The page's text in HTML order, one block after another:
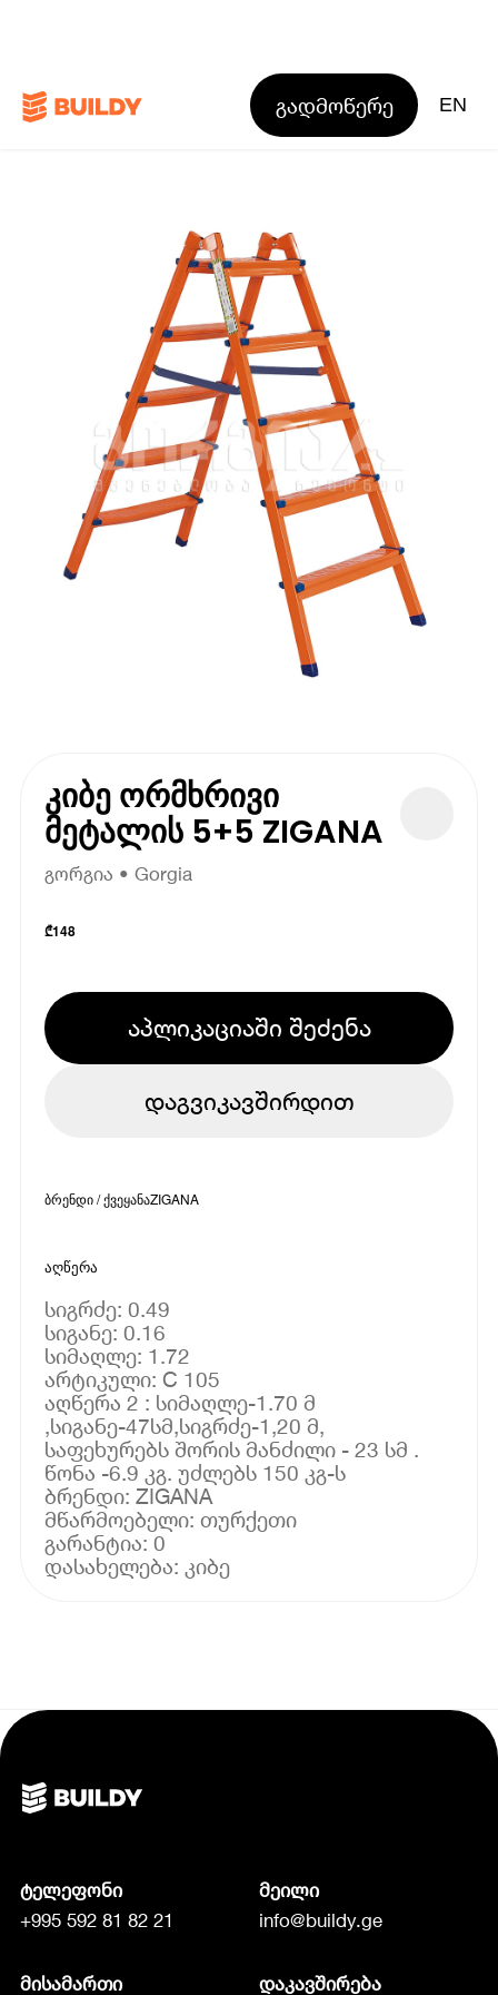
გადმოწერე EN
კიბე ორმხრივი
მეტალის 5+5 ZIGANA
გორგია • Gorgia
₾148
აპლიკაციაში შეძენა
დაგვიკავშირდით
ბრენდი / ქვეყანაZIGANA
აღწერა
სიგრძე: 0.49
სიგანე: 0.16
სიმაღლე: 1.72
არტიკული: C 105
აღწერა 2 : სიმაღლე-1.70 მ
,სიგანე-47სმ,სიგრძე-1,20 მ,
საფეხურებს შორის მანძილი - 23 სმ .
წონა -6.9 კგ. უძლებს 150 კგ-ს
ბრენდი: ZIGANA
მწარმოებელი: თურქეთი
გარანტია: 0
ტელეფონი
+995 592 81 82 21
მეილი
info@buildy.ge
მისამართი დაკავშირება